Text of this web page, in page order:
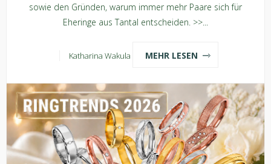
sowie den Gründen, warum immer mehr Paare sich für
Eheringe aus Tantal entscheiden. >>...
Katharina Wakula MEHR LESEN